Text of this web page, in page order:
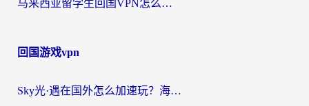
马来西亚留学生回国VPN怎么选？3个避坑点+1款实测好用的加速器推荐
回国游戏vpn
Sky光·遇在国外怎么加速玩？海外党亲测有效的国服游戏加速指南